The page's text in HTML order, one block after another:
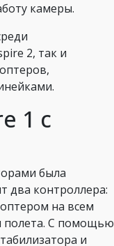
камеры.
2, так и
1 с
была
два контроллера:
на всем
полета. С помощью
и